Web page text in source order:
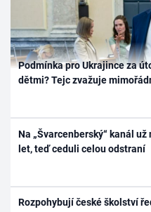
Podmínka pro Ukrajince za
dětmi? Tejc zvažuje
Na „Švarcenberský“ kanál
let, teď ceduli celou odstraní
Rozpohybují české školství